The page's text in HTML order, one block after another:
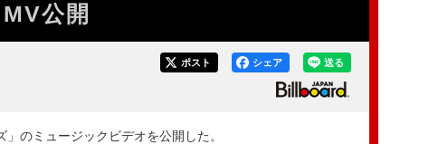
公開
送る
シェア
ポスト
のミュージックビデオを公開した。